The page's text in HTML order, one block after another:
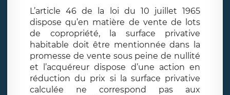
L’article 46 de la loi du 10 juillet 1965
dispose qu’en matière de vente de lots
de copropriété, la surface privative
habitable doit être mentionnée dans la
promesse de vente sous peine de nullité
et l’acquéreur dispose d’une action en
réduction du prix si la surface privative
calculée ne correspond pas aux